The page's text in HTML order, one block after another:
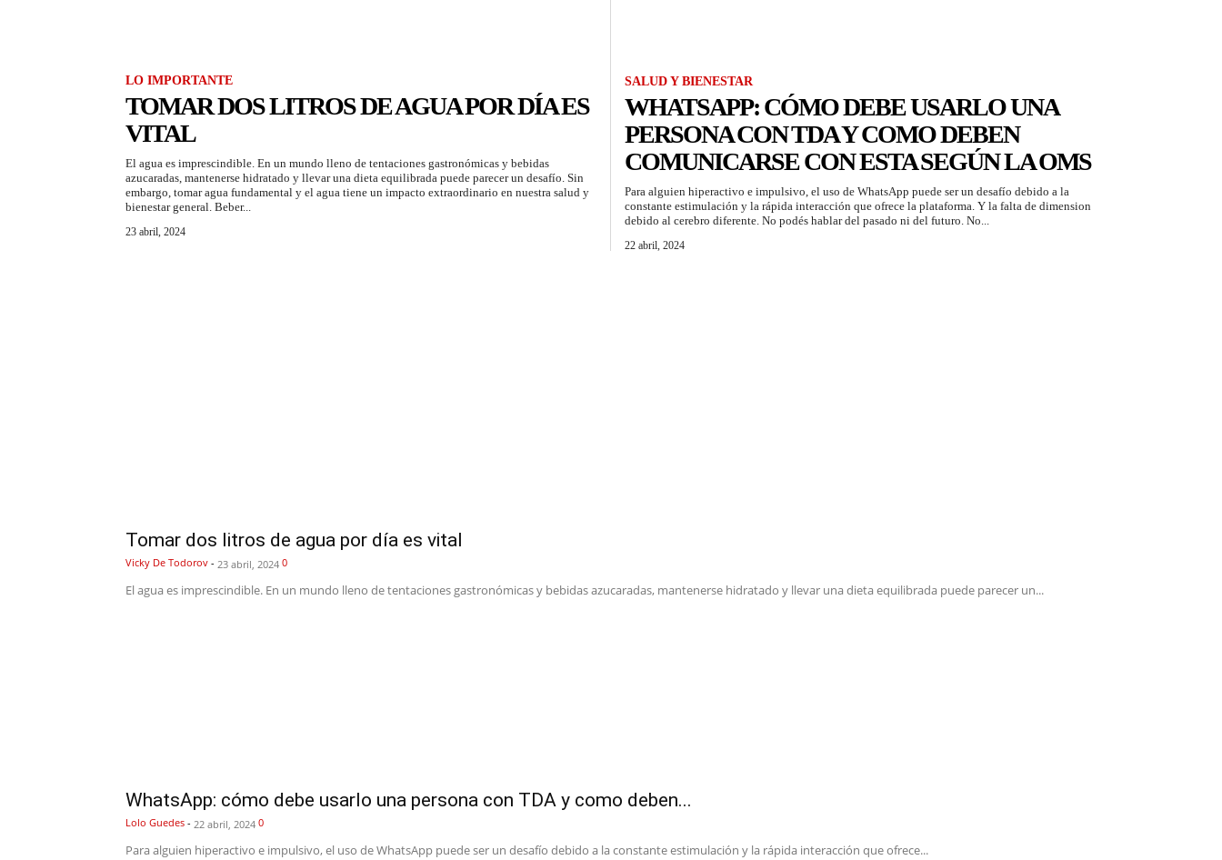
LO IMPORTANTE
TOMAR DOS LITROS DE AGUA POR DÍA ES
VITAL
El agua es imprescindible. En un mundo lleno de tentaciones gastronómicas y bebidas
azucaradas, mantenerse hidratado y llevar una dieta equilibrada puede parecer un desafío. Sin
embargo, tomar agua fundamental y el agua tiene un impacto extraordinario en nuestra salud y
bienestar general. Beber...
23 abril, 2024
SALUD Y BIENESTAR
WHATSAPP: CÓMO DEBE USARLO UNA
PERSONA CON TDA Y COMO DEBEN
COMUNICARSE CON ESTA SEGÚN LA OMS
Para alguien hiperactivo e impulsivo, el uso de WhatsApp puede ser un desafío debido a la
constante estimulación y la rápida interacción que ofrece la plataforma. Y la falta de dimension
debido al cerebro diferente. No podés hablar del pasado ni del futuro. No...
22 abril, 2024
Tomar dos litros de agua por día es vital
Vicky De Todorov - 23 abril, 2024 0
El agua es imprescindible. En un mundo lleno de tentaciones gastronómicas y bebidas azucaradas, mantenerse hidratado y llevar una dieta equilibrada puede parecer un...
WhatsApp: cómo debe usarlo una persona con TDA y como deben...
Lolo Guedes - 22 abril, 2024 0
Para alguien hiperactivo e impulsivo, el uso de WhatsApp puede ser un desafío debido a la constante estimulación y la rápida interacción que ofrece...